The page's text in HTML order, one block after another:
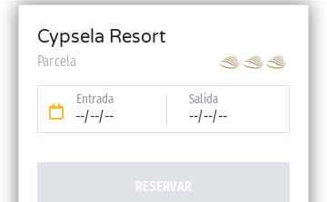
Cypsela Resort
Parcela
Entrada
--/--/--
Salida
--/--/--
RESERVAR